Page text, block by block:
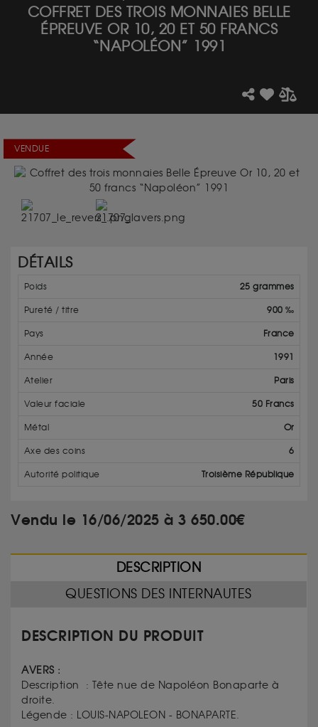
COFFRET DES TROIS MONNAIES BELLE
ÉPREUVE OR 10, 20 ET 50 FRANCS
“NAPOLÉON” 1991
DÉTAILS
Poids 25 grammes
Pureté / titre 900 ‰
Pays France
Année 1991
Atelier Paris
Valeur faciale 50 Francs
Métal Or
Axe des coins 6
Autorité politique Troisième République
VENDUE
Vendu le 16/06/2025 à 3 650.00€
DESCRIPTION
QUESTIONS DES INTERNAUTES
DESCRIPTION DU PRODUIT
AVERS :
Description : Tête nue de Napoléon Bonaparte à
droite.
Légende : LOUIS-NAPOLEON - BONAPARTE.